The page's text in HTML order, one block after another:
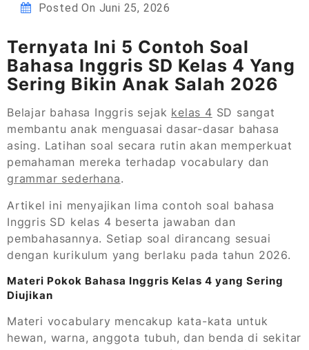
Posted On Juni 25, 2026
Ternyata Ini 5 Contoh Soal
Bahasa Inggris SD Kelas 4 Yang
Sering Bikin Anak Salah 2026
Belajar bahasa Inggris sejak kelas 4 SD sangat
membantu anak menguasai dasar-dasar bahasa
asing. Latihan soal secara rutin akan memperkuat
pemahaman mereka terhadap vocabulary dan
grammar sederhana.
Artikel ini menyajikan lima contoh soal bahasa
Inggris SD kelas 4 beserta jawaban dan
pembahasannya. Setiap soal dirancang sesuai
dengan kurikulum yang berlaku pada tahun 2026.
Materi Pokok Bahasa Inggris Kelas 4 yang Sering
Diujikan
Materi vocabulary mencakup kata-kata untuk
hewan, warna, anggota tubuh, dan benda di sekitar